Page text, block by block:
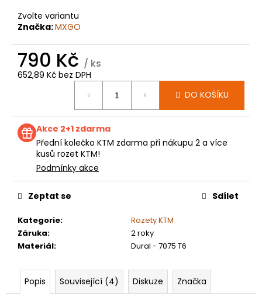
Zvolte variantu
Značka:MXGO
790 Kč / ks
652,89 Kč bez DPH
DO KOŠÍKU
Akce 2+1 zdarma
Přední kolečko KTM zdarma při nákupu 2 a více
kusů rozet KTM!
Podmínky akce
Kategorie:
Rozety KTM
Záruka:
2 roky
Materiál: Dural - 7075 T6
Zeptat se Sdílet
Popis Související (4) Diskuze Značka
199
Kč